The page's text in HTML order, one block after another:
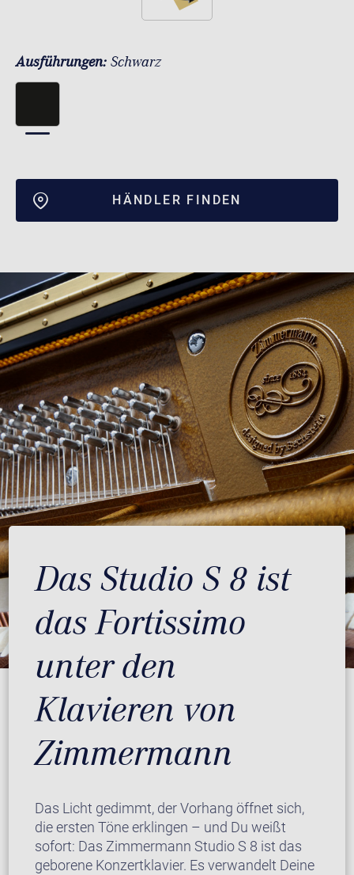
Ausführungen: Schwarz
HÄNDLER FINDEN
Das Studio S 8 ist
das Fortissimo
unter den
Klavieren von
Zimmermann
Das Licht gedimmt, der Vorhang öffnet sich,
die ersten Töne erklingen – und Du weißt
sofort: Das Zimmermann Studio S 8 ist das
geborene Konzertklavier. Es verwandelt Deine